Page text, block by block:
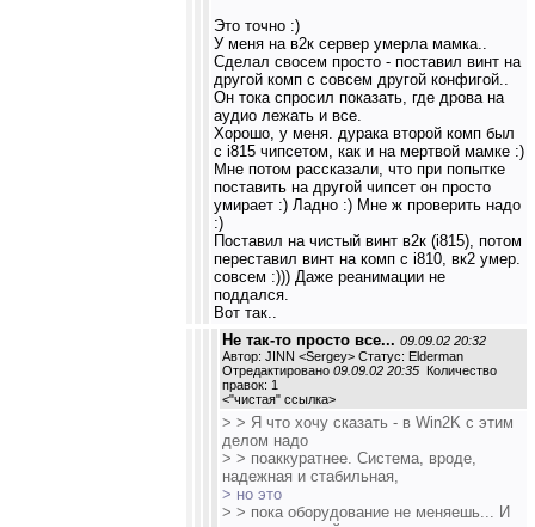
Это точно :)
У меня на в2к сервер умерла мамка..
Сделал свосем просто - поставил винт на
другой комп с совсем другой конфигой..
Он тока спросил показать, где дрова на
аудио лежать и все.
Хорошо, у меня. дурака второй комп был
с i815 чипсетом, как и на мертвой мамке :)
Мне потом рассказали, что при попытке
поставить на другой чипсет он просто
умирает :) Ладно :) Мне ж проверить надо
:)
Поставил на чистый винт в2к (i815), потом
переставил винт на комп c i810, вк2 умер.
совсем :))) Даже реанимации не
поддался.
Вот так..
Не так-то просто все... 09.09.02 20:32
Автор: JINN <Sergey> Статус: Elderman
Отредактировано 09.09.02 20:35 Количество
правок: 1
<"чистая" ссылка>
> > Я что хочу сказать - в Win2K с этим
делом надо
> > поаккуратнее. Система, вроде,
надежная и стабильная,
> но это
> > пока оборудование не меняешь... И